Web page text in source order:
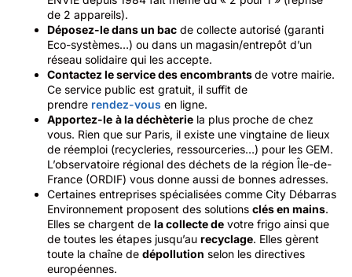
de 2 appareils).
Déposez-le dans un bac de collecte autorisé (garanti
Eco-systèmes…) ou dans un magasin/entrepôt d’un
réseau solidaire qui les accepte.
Contactez le service des encombrantsde votre mairie.
Ce service public est gratuit, il suffit de
prendre rendez-vous en ligne.
Apportez-le à la déchèterie la plus proche de chez
vous. Rien que sur Paris, il existe une vingtaine de lieux
de réemploi (recycleries, ressourceries…) pour les GEM.
L’observatoire régional des déchets de la région Île-de-
France (ORDIF) vous donne aussi de bonnes adresses.
Certaines entreprises spécialisées comme City Débarras
Environnement proposent des solutions clés en mains.
Elles se chargent de la collecte de votre frigo ainsi que
de toutes les étapes jusqu’au recyclage. Elles gèrent
toute la chaîne de dépollution selon les directives
européennes.